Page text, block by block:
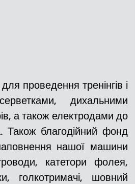
проведення тренінгів і
дихальними
а також електродами до
Також благодійний фонд
нашої машини
катетори фолея,
голкотримачі, шовний